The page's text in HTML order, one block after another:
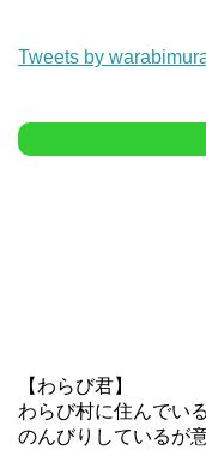
Tweets by
【わらび君】
わらび村に住んでいる
のんびりしているが